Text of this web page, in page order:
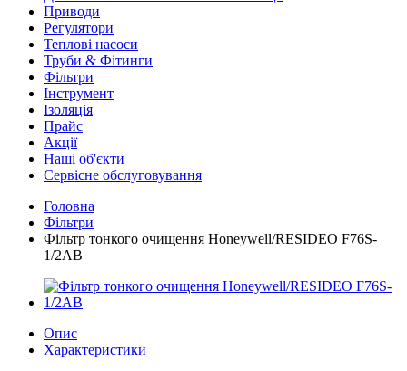
Приводи
Регулятори
Теплові насоси
Труби & Фітинги
Фільтри
Інструмент
Ізоляція
Прайс
Акції
Наші об'єкти
Сервісне обслуговування
Головна
Фільтри
Фільтр тонкого очищення Honeywell/RESIDEO F76S-
1/2AB
Опис
Характеристики